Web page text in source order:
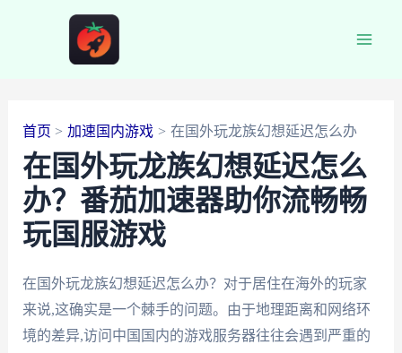
首页 加速国内游戏 在国外玩龙族幻想延迟怎么办
在国外玩龙族幻想延迟怎么
办？番茄加速器助你流畅畅
玩国服游戏
在国外玩龙族幻想延迟怎么办？对于居住在海外的玩家
来说,这确实是一个棘手的问题。由于地理距离和网络环
境的差异,访问中国国内的游戏服务器往往会遇到严重的